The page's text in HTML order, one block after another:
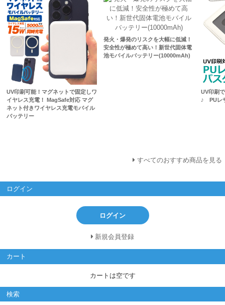
UV印刷可能！マグネットで固定しワ
イヤレス充電！ MagSafe対応 マグ
ネット付きワイヤレス充電モバイル
バッテリー
発火・爆発のリスクを大幅に低減！
安全性が極めて高い！新世代固体電
池モバイルバッテリー(10000mAh)
UV印刷
♪ PUレ
すべてのおすすめ商品を見る
ログイン
ログイン
新規会員登録
カート
カートは空です
検索